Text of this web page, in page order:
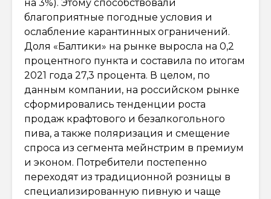
на 3%). Этому способствовали
благоприятные погодные условия и
ослабление карантинных ограничений.
Доля «Балтики» на рынке выросла на 0,2
процентного пункта и составила по итогам
2021 года 27,3 процента. В целом, по
данным компании, на российском рынке
сформировались тенденции роста
продаж крафтового и безалкогольного
пива, а также поляризация и смещение
спроса из сегмента мейнстрим в премиум
и эконом. Потребители постепенно
переходят из традиционной розницы в
специализированную пивную и чаще